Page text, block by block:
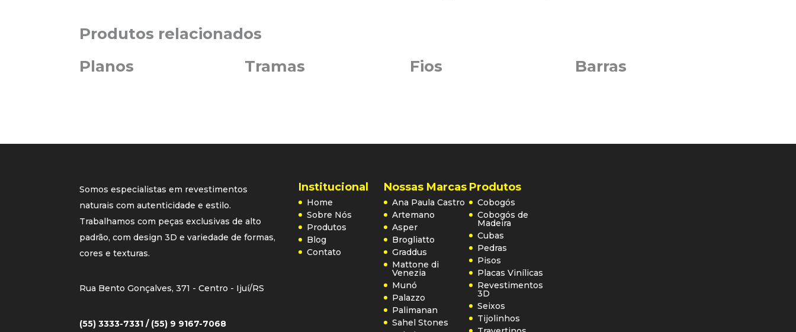
Produtos relacionados
Planos
Tramas Fios Barras
Somos especialistas em revestimentos
naturais com autenticidade e estilo.
Trabalhamos com peças exclusivas de alto
padrão, com design 3D e variedade de formas,
cores e texturas.
Rua Bento Gonçalves, 371 - Centro - Ijuí/RS
(55) 3333-7331 / (55) 9 9167-7068
Institucional
Home
Sobre Nós
Produtos
Blog
Contato
Nossas Marcas
Ana Paula Castro
Artemano
Asper
Brogliatto
Graddus
Mattone di
Venezia
Munó
Palazzo
Palimanan
Sahel Stones
Produtos
Cobogós
Cobogós de
Madeira
Cubas
Pedras
Pisos
Placas Vinílicas
Revestimentos
3D
Seixos
Tijolinhos